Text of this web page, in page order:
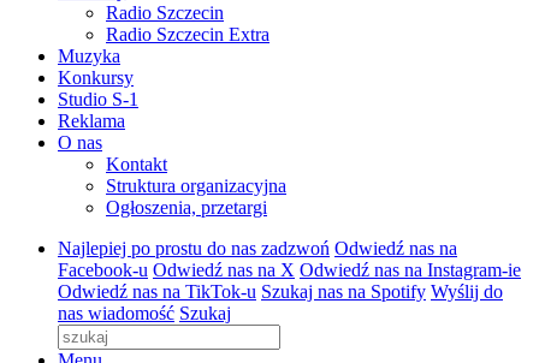
Radio Szczecin
Radio Szczecin Extra
Muzyka
Konkursy
Studio S-1
Reklama
O nas
Kontakt
Struktura organizacyjna
Ogłoszenia, przetargi
Najlepiej po prostu do nas zadzwoń Odwiedź nas na
Facebook-u Odwiedź nas na X Odwiedź nas na Instagram-ie
Odwiedź nas na TikTok-u Szukaj nas na Spotify Wyślij do
nas wiadomość Szukaj